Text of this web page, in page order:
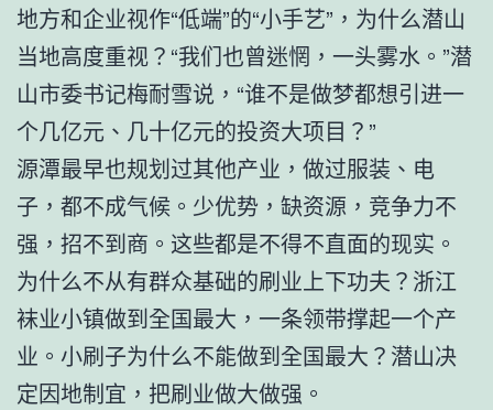
地方和企业视作“低端”的“小手艺”，为什么潜山
当地高度重视？“我们也曾迷惘，一头雾水。”潜
山市委书记梅耐雪说，“谁不是做梦都想引进一
个几亿元、几十亿元的投资大项目？”
源潭最早也规划过其他产业，做过服装、电
子，都不成气候。少优势，缺资源，竞争力不
强，招不到商。这些都是不得不直面的现实。
为什么不从有群众基础的刷业上下功夫？浙江
袜业小镇做到全国最大，一条领带撑起一个产
业。小刷子为什么不能做到全国最大？潜山决
定因地制宜，把刷业做大做强。